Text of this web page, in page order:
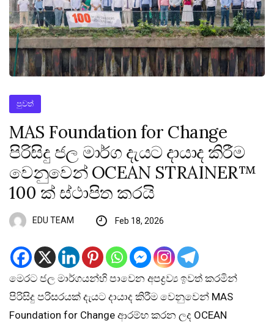
පුවත්
MAS Foundation for Change
පිරිසිදු ජල මාර්ග දැයට දායාද කිරීම
වෙනුවෙන් OCEAN STRAINER™
100 ක් ස්ථාපිත කරයි
EDU TEAM Feb 18, 2026
මෙරට ජල මාර්ගයන්හි පාවෙන අපද්‍රව්‍ය ඉවත් කරමින්
පිරිසිදු පරිසරයක් දැයට දායාද කිරීම වෙනුවෙන් MAS
Foundation for Change ආරම්භ කරන ලද OCEAN